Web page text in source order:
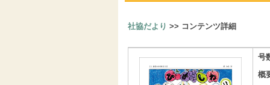
社協だより >> コンテンツ詳細
号
概